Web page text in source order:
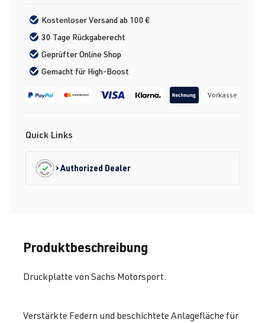
Kostenloser Versand ab 100 €
30 Tage Rückgaberecht
Geprüfter Online Shop
Gemacht für High-Boost
Vorkasse
Quick Links
Authorized Dealer
Produktbeschreibung
Druckplatte von Sachs Motorsport.
Verstärkte Federn und beschichtete Anlagefläche für